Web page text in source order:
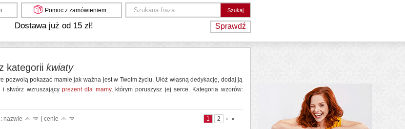
Pomoc z zamówieniem
Dostawa już od 15 zł! Sprawdź
kategorii kwiaty
pozwolą pokazać mamie jak ważna jest w Twoim życiu. Ułóż własną dedykację, dodaj ją
stwórz wzruszający prezent dla mamy, którym poruszysz jej serce. Kategoria wzorów:
nazwie | cenie 1 2 › »